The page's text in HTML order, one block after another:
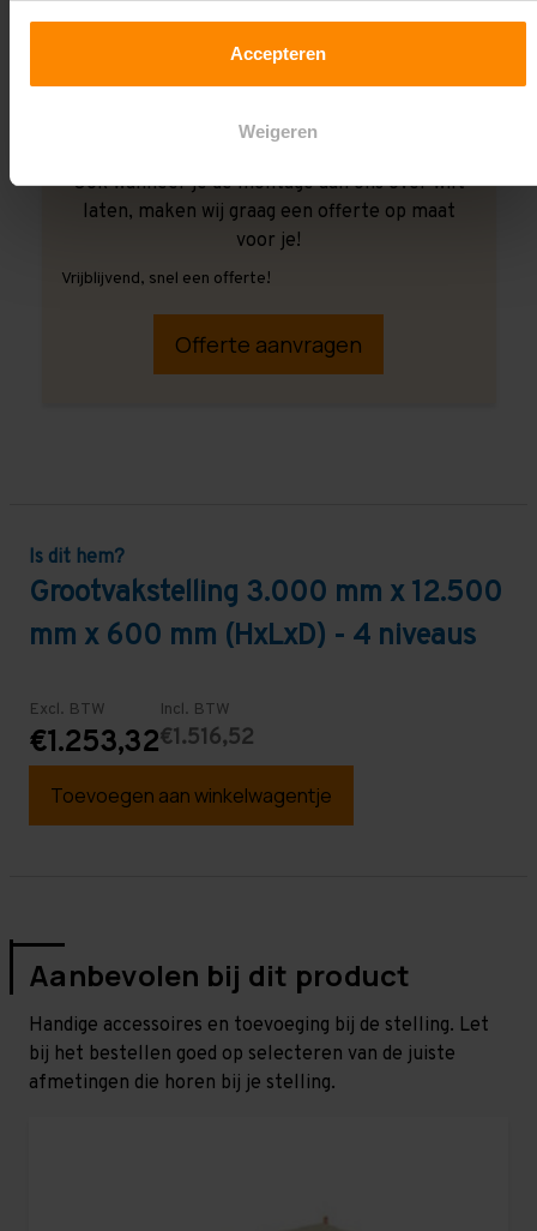
Accepteren
Weigeren
Ook wanneer je de montage aan ons over wilt
laten, maken wij graag een offerte op maat
voor je!
Vrijblijvend, snel een offerte!
Offerte aanvragen
Is dit hem?
Grootvakstelling 3.000 mm x 12.500
mm x 600 mm (HxLxD) - 4 niveaus
Excl. BTW
€1.253,32
Incl. BTW
€1.516,52
Toevoegen aan winkelwagentje
Aanbevolen bij dit product
Handige accessoires en toevoeging bij de stelling. Let
bij het bestellen goed op selecteren van de juiste
afmetingen die horen bij je stelling.